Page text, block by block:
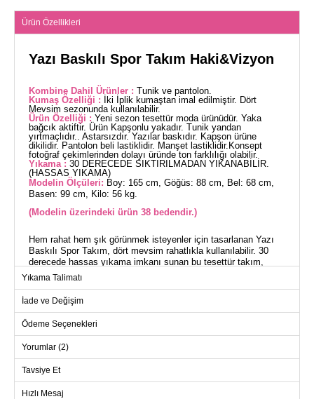
Ürün Özellikleri
Yazı Baskılı Spor Takım Haki&Vizyon
Kombine Dahil Ürünler : Tunik ve pantolon.
Kumaş Özelliği :
İki İplik kumaştan imal edilmiştir. Dört
Mevsim sezonunda kullanılabilir.
Ürün Özelliği : Yeni sezon tesettür moda ürünüdür. Yaka
bağcık aktiftir. Ürün Kapşonlu yakadır. Tunik yandan
yırtmaçlıdır.. Astarsızdır. Yazılar baskıdır. Kapşon ürüne
dikilidir. Pantolon beli lastiklidir. Manşet lastiklidir.Konsept
fotoğraf çekimlerinden dolayı üründe ton farklılığı olabilir.
Yıkama : 30 DERECEDE SIKTIRILMADAN YIKANABİLİR.
(HASSAS YIKAMA)
Modelin Ölçüleri: Boy: 165 cm, Göğüs: 88 cm, Bel: 68 cm,
Basen: 99 cm, Kilo: 56 kg.
(Modelin üzerindeki ürün 38 bedendir.)
Hem rahat hem şık görünmek isteyenler için tasarlanan Yazı
Baskılı Spor Takım, dört mevsim rahatlıkla kullanılabilir. 30
derecede hassas yıkama imkanı sunan bu tesettür takım,
nefes alan iki iplik kumaştan üretilmiştir. Kapşonlu ve yaka
ve elastik beli pantolonu ile konforu artırır. Kapşonun
sabitlenmiş olması ve manşetlerin lastikli olması kullanışlılık
sağlar. Bu modern ve kullanışlı takım, her gardıropta yer
almayı hak ediyor.
TUNİK BEDEN ÖLÇÜLERİ
Beden
Göğüs
Boy
Yıkama Talimatı
İade ve Değişim
Ödeme Seçenekleri
Yorumlar (2)
Tavsiye Et
Hızlı Mesaj